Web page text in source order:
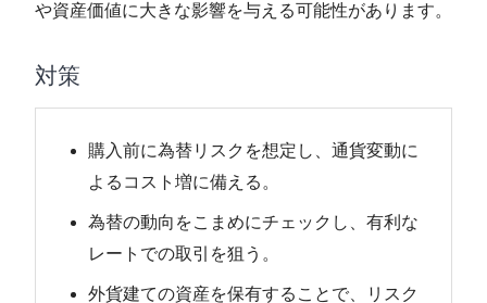
や資産価値に大きな影響を与える可能性があります。
対策
購入前に為替リスクを想定し、通貨変動に
よるコスト増に備える。
為替の動向をこまめにチェックし、有利な
レートでの取引を狙う。
外貨建ての資産を保有することで、リスク